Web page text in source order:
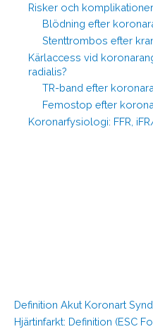
Risker och
Blödning efter
Stenttrombos efter
Kärlaccess vid
radialis?
TR-band efter
Femostop efter
Koronarfysiologi: FFR,
Definition Akut Koronart
Hjärtinfarkt: Definition (ESC